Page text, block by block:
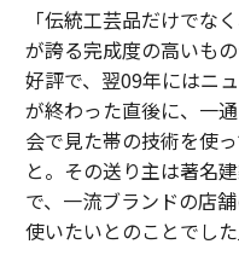
「伝統工芸品だけでな
が誇る完成度の高いも
好評で、翌09年にはニ
が終わった直後に、一
会で見た帯の技術を使
と。その送り主は著名
で、一流ブランドの店
使いたいとのことでした